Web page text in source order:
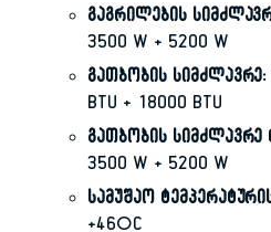
გაგრილების
3500 W + 5200 W
გათბობის სიმძლავრე:
BTU + 18000 BTU
გათბობის სიმძლავრე
3500 W + 5200 W
სამუშაო